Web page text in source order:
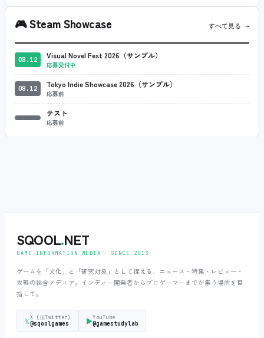
🎮Steam Showcase すべて見る →
08.12 Visual Novel Fest 2026（サンプル）
応募受付中
08.12 Tokyo Indie Showcase 2026（サンプル）
応募前
テスト
応募前
SQOOL.NET
GAME INFORMATION MEDIA ‧ SINCE 2013
ゲームを「文化」と「研究対象」として捉える、ニュース・特集・レビュー・
攻略の総合メディア。インディー開発者からプロゲーマーまでが集う場所を目
指して。
𝕏 X (旧Twitter)
@sqoolgames ▶YouTube
@gamestudylab